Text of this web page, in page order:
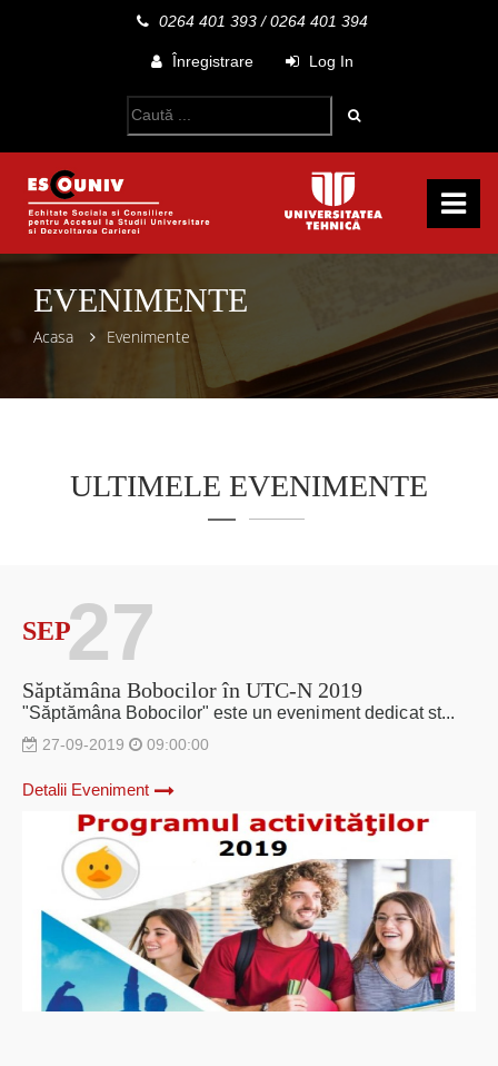
0264 401 393/ 0264 401 394
Înregistrare Log In
EVENIMENTE
Acasa Evenimente
ULTIMELE EVENIMENTE
SEP
Săptămâna Bobocilor în UTC-N 2019
"Săptămâna Bobocilor" este un eveniment dedicat st...
27-09-2019 09:00:00
Detalii Eveniment
27